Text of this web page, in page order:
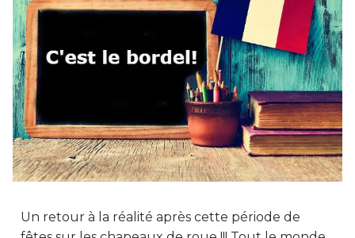
Un retour à la réalité après cette période de